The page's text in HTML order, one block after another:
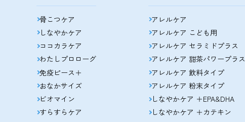
骨こつケア
しなやかケア
ココカラケア
わたしプロローグ
免疫ピース＋
おなかサイズ
ビオマイン
すらすらケア
アレルケア
アレルケア こども用
アレルケア セラミドプラス
アレルケア 甜茶パワープラス
アレルケア 飲料タイプ
アレルケア 粉末タイプ
しなやかケア ＋EPA&DHA
しなやかケア ＋カテキン